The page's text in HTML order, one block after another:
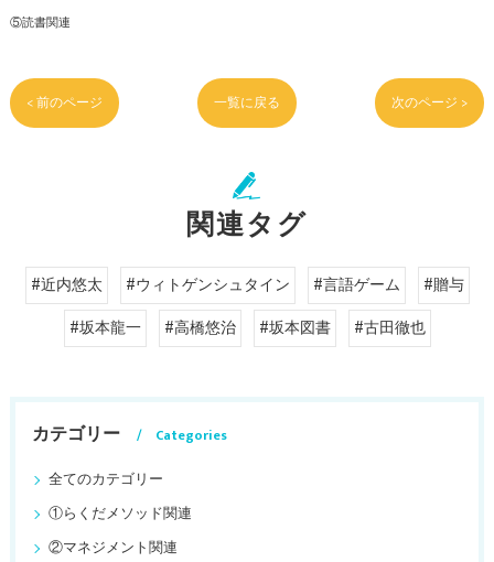
⑤読書関連
< 前のページ 一覧に戻る 次のページ >
関連タグ
#近内悠太 #ウィトゲンシュタイン #言語ゲーム
#贈与
#坂本龍一
#高橋悠治 #坂本図書 #古田徹也
カテゴリー
Categories
全てのカテゴリー
①らくだメソッド関連
②マネジメント関連